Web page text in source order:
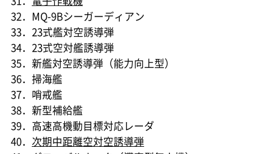
32．MQ-9Bシーガーディアン
33．23式艦対空誘導弾
34．23式空対艦誘導弾
35．新艦対空誘導弾（能力向上型）
36．掃海艦
37．哨戒艦
38．新型補給艦
39．高速高機動目標対応レーダ
40． 次期中距離空対空誘導弾